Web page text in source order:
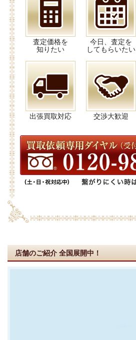
査定価格を
知りたい
今日、査定を
してもらいたい
出張買取対応 交渉大歓迎
店舗のご紹介 全国展開中！